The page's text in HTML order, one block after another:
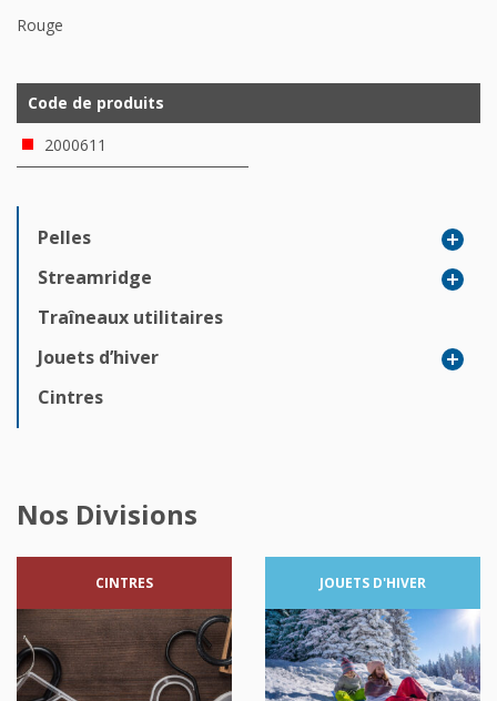
Pelles
Streamridge
Traîneaux utilitaires
Jouets d’hiver
Cintres
Rouge
Code de produits
2000611
Nos Divisions
CINTRES JOUETS D'HIVER